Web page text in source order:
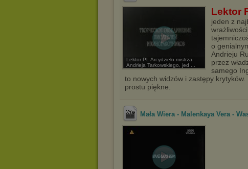
Lektor PL Arcydzieło mistrza
Andrieja Tarkowskiego, jed ...
Lektor
jeden z
o
Andrieju
przez
samego
to nowych widzów i zastępy
prostu piękne.
Mała Wiera - Malenkaya Vera -